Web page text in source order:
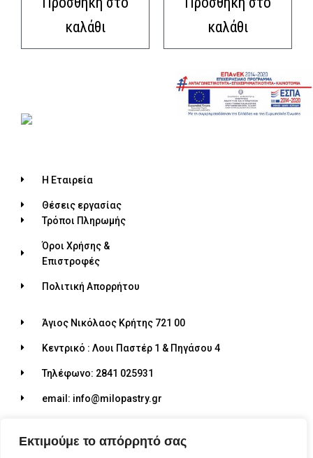
Εκτιμούμε το απόρρητό σας
καλάθι
καλάθι
Η Εταιρεία
Θέσεις εργασίας
Τρόποι Πληρωμής
Όροι Χρήσης &
Επιστροφές
Πολιτική Απορρήτου
Άγιος Νικόλαος Κρήτης 721 00
Κεντρικό : Λουι Παστέρ 1 & Πηγάσου 4
Τηλέφωνο: 2841 025931
email: info@milopastry.gr